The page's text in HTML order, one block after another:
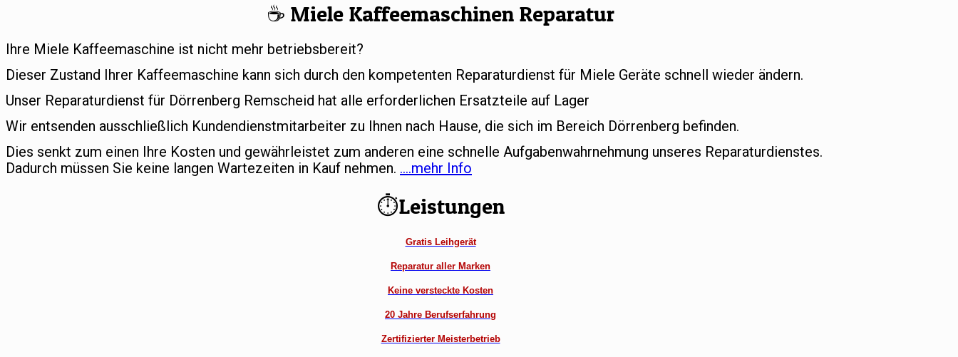
☕️ Miele Kaffeemaschinen Reparatur
Ihre Miele Kaffeemaschine ist nicht mehr betriebsbereit?
Dieser Zustand Ihrer Kaffeemaschine kann sich durch den kompetenten Reparaturdienst für Miele Geräte schnell wieder ändern.
Unser Reparaturdienst für Dörrenberg Remscheid hat alle erforderlichen Ersatzteile auf Lager
Wir entsenden ausschließlich Kundendienstmitarbeiter zu Ihnen nach Hause, die sich im Bereich Dörrenberg befinden.
Dies senkt zum einen Ihre Kosten und gewährleistet zum anderen eine schnelle Aufgabenwahrnehmung unseres Reparaturdienstes.
Dadurch müssen Sie keine langen Wartezeiten in Kauf nehmen. ….mehr Info
⏱Leistungen
Gratis Leihgerät
Reparatur aller Marken
Keine versteckte Kosten
20 Jahre Berufserfahrung
Zertifizierter Meisterbetrieb